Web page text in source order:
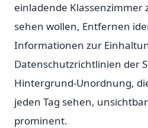
einladende Klassenzimmer
sehen wollen, Entfernen
Informationen zur
Datenschutzrichtlinien der
Hintergrund-Unordnung,
jeden Tag sehen,
prominent.